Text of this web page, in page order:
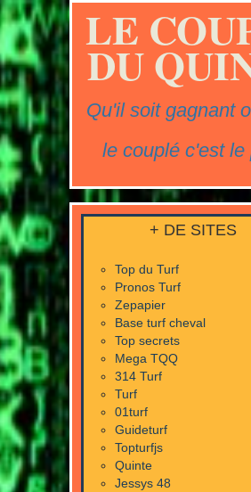
LE
DU
Qu'il soit gagnant
le couplé c'est le
+ DE SITES
Top du Turf
Pronos Turf
Zepapier
Base turf cheval
Top secrets
Mega TQQ
314 Turf
Turf
01turf
Guideturf
Topturfjs
Quinte
Jessys 48